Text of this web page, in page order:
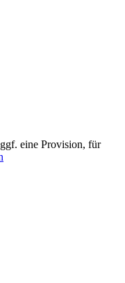
eine Provision, für